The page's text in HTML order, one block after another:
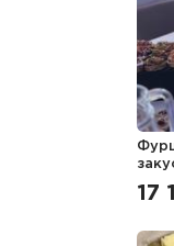
17